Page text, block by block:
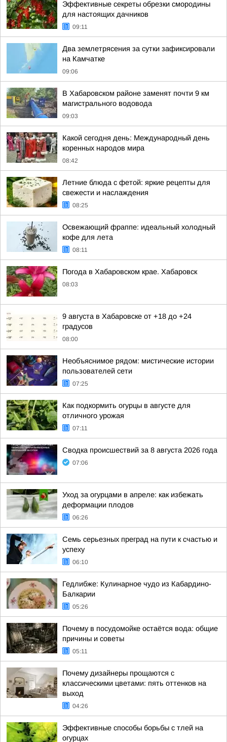
Эффективные секреты обрезки смородины
для настоящих дачников
09:11
Два землетрясения за сутки зафиксировали
на Камчатке
09:06
В Хабаровском районе заменят почти 9 км
магистрального водовода
09:03
Какой сегодня день: Международный день
коренных народов мира
08:42
Летние блюда с фетой: яркие рецепты для
свежести и наслаждения
08:25
Освежающий фраппе: идеальный холодный
кофе для лета
08:11
Погода в Хабаровском крае. Хабаровск
08:03
9 августа в Хабаровске от +18 до +24
градусов
08:00
Необъяснимое рядом: мистические истории
пользователей сети
07:25
Как подкормить огурцы в августе для
отличного урожая
07:11
Сводка происшествий за 8 августа 2026 года
07:06
Уход за огурцами в апреле: как избежать
деформации плодов
06:26
Семь серьезных преград на пути к счастью и
успеху
06:10
Гедлибже: Кулинарное чудо из Кабардино-
Балкарии
05:26
Почему в посудомойке остаётся вода: общие
причины и советы
05:11
Почему дизайнеры прощаются с
классическими цветами: пять оттенков на
выход
04:26
Эффективные способы борьбы с тлей на
огурцах